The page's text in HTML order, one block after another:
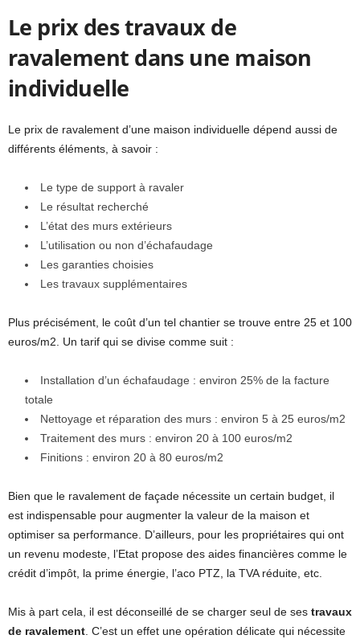
Le prix des travaux de
ravalement dans une maison
individuelle
Le prix de ravalement d’une maison individuelle dépend aussi de
différents éléments, à savoir :
Le type de support à ravaler
Le résultat recherché
L’état des murs extérieurs
L’utilisation ou non d’échafaudage
Les garanties choisies
Les travaux supplémentaires
Plus précisément, le coût d’un tel chantier se trouve entre 25 et 100
euros/m2. Un tarif qui se divise comme suit :
Installation d’un échafaudage : environ 25% de la facture
totale
Nettoyage et réparation des murs : environ 5 à 25 euros/m2
Traitement des murs : environ 20 à 100 euros/m2
Finitions : environ 20 à 80 euros/m2
Bien que le ravalement de façade nécessite un certain budget, il
est indispensable pour augmenter la valeur de la maison et
optimiser sa performance. D’ailleurs, pour les propriétaires qui ont
un revenu modeste, l’Etat propose des aides financières comme le
crédit d’impôt, la prime énergie, l’aco PTZ, la TVA réduite, etc.
Mis à part cela, il est déconseillé de se charger seul de ses travaux
de ravalement. C’est un effet une opération délicate qui nécessite